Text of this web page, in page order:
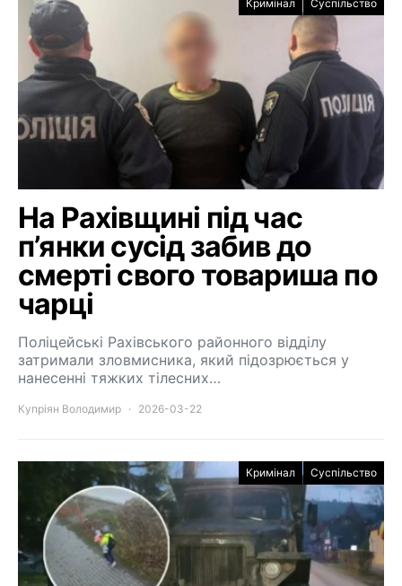
Кримінал Суспільство
На Рахівщині під час
п’янки сусід забив до
смерті свого товариша по
чарці
Поліцейські Рахівського районного відділу
затримали зловмисника, який підозрюється у
нанесенні тяжких тілесних…
Купріян Володимир 2026-03-22
Кримінал Суспільство